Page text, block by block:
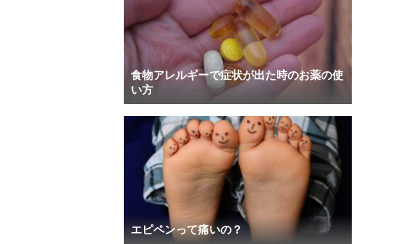
食物アレルギーで症状が出た時のお薬の使
い方
エピペンって痛いの？